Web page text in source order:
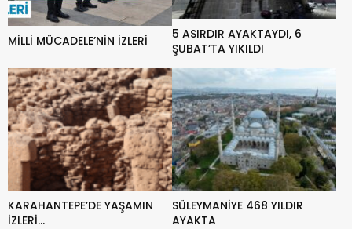
MİLLİ MÜCADELE’NİN İZLERİ
5 ASIRDIR AYAKTAYDI, 6
ŞUBAT’TA YIKILDI
KARAHANTEPE’DE YAŞAMIN
İZLERİ…
SÜLEYMANİYE 468 YILDIR
AYAKTA